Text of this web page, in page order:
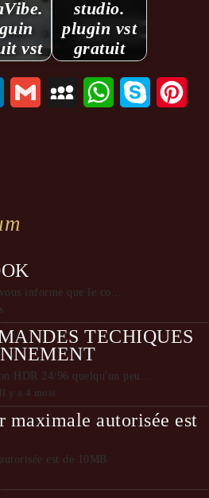
vst
studio.
plugin vst
gratuit
LinkedInGmail MySpaceWhatsAppSkype
informe que le co...
TECHIQUES
HDR 24/96 quelqu'un peu...
Il y a 4 mois
autorisée est
est de 10MB